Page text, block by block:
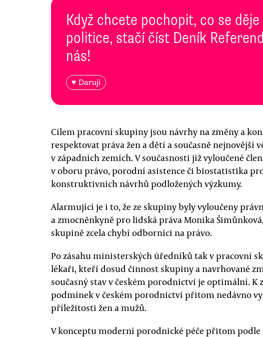
Když chcete pochopit, co se
politice, stačí číst Deník
nás!
♥ Daruji
Cílem pracovní skupiny jsou návrhy na změny a
respektovat práva žen a dětí a současně nejnovější
v západních zemích. V současnosti již vyloučené
v oboru právo, porodní asistence či biostatistika
konstruktivních návrhů podložených výzkumy.
Alarmující je i to, že ze skupiny byly vyloučeny
a zmocněnkyně pro lidská práva Monika
skupině zcela chybí odborníci na právo.
Po zásahu ministerských úředníků tak v pracovní
lékaři, kteří dosud činnost skupiny a navrhované
současný stav v českém porodnictví je optimální. K
podmínek v českém porodnictví přitom nedávno
příležitosti žen a mužů.
V konceptu moderní porodnické péče přitom podle